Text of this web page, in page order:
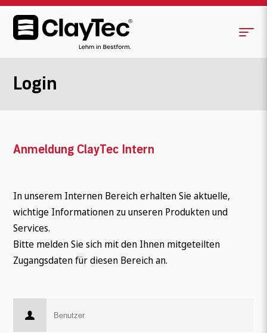
Login
Anmeldung ClayTec Intern
In unserem Internen Bereich erhalten Sie aktuelle,
wichtige Informationen zu unseren Produkten und
Services.
Bitte melden Sie sich mit den Ihnen mitgeteilten
Zugangsdaten für diesen Bereich an.